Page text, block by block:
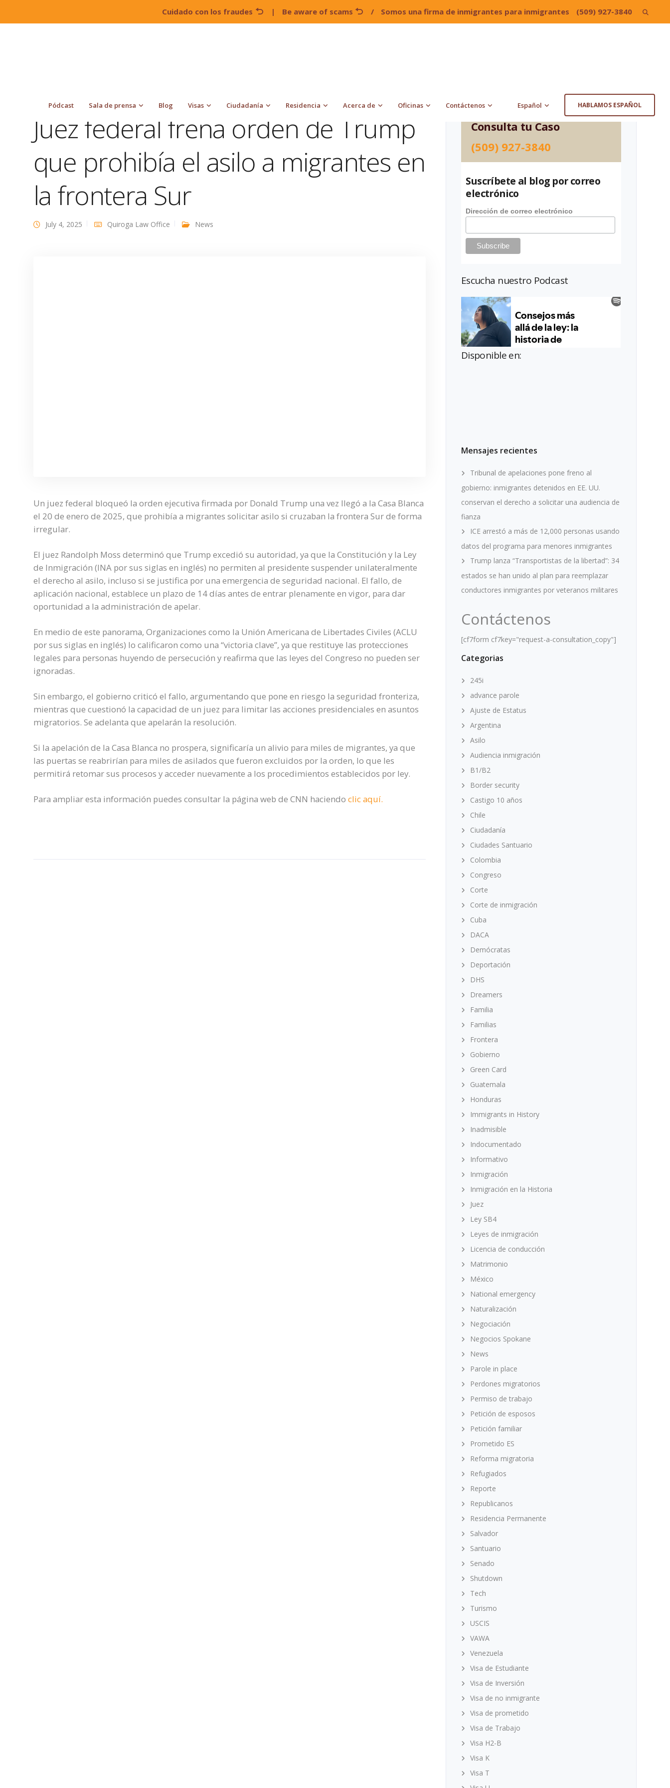
Cuidado con los fraudes | Be aware of scams / Somos una firma de inmigrantes para inmigrantes (509) 927-3840 Search
Pódcast Sala de prensa Blog Visas Ciudadanía Residencia Acerca de Oficinas Contáctenos Español HABLAMOS ESPAÑOL
en la frontera Sur
Juez federal frena orden de Trump
que prohibía el asilo a migrantes en
la frontera Sur
July 4, 2025 Quiroga Law Office News
Un juez federal bloqueó la orden ejecutiva firmada por Donald Trump una vez llegó a la Casa Blanca
el 20 de enero de 2025, que prohibía a migrantes solicitar asilo si cruzaban la frontera Sur de forma
irregular.
El juez Randolph Moss determinó que Trump excedió su autoridad, ya que la Constitución y la Ley
de Inmigración (INA por sus siglas en inglés) no permiten al presidente suspender unilateralmente
el derecho al asilo, incluso si se justifica por una emergencia de seguridad nacional. El fallo, de
aplicación nacional, establece un plazo de 14 días antes de entrar plenamente en vigor, para dar
oportunidad a la administración de apelar.
En medio de este panorama, Organizaciones como la Unión Americana de Libertades Civiles (ACLU
por sus siglas en inglés) lo calificaron como una “victoria clave”, ya que restituye las protecciones
legales para personas huyendo de persecución y reafirma que las leyes del Congreso no pueden ser
ignoradas.
Sin embargo, el gobierno criticó el fallo, argumentando que pone en riesgo la seguridad fronteriza,
mientras que cuestionó la capacidad de un juez para limitar las acciones presidenciales en asuntos
migratorios. Se adelanta que apelarán la resolución.
Si la apelación de la Casa Blanca no prospera, significaría un alivio para miles de migrantes, ya que
las puertas se reabrirían para miles de asilados que fueron excluidos por la orden, lo que les
permitirá retomar sus procesos y acceder nuevamente a los procedimientos establecidos por ley.
Para ampliar esta información puedes consultar la página web de CNN haciendo clic aquí.
Consulta tu Caso
(509) 927-3840
Suscríbete al blog por correo
electrónico
Dirección de correo electrónico
Escucha nuestro Podcast
Disponible en:
Mensajes recientes
Tribunal de apelaciones pone freno al
gobierno: inmigrantes detenidos en EE. UU.
conservan el derecho a solicitar una audiencia de
fianza
ICE arrestó a más de 12,000 personas usando
datos del programa para menores inmigrantes
Trump lanza “Transportistas de la libertad”: 34
estados se han unido al plan para reemplazar
conductores inmigrantes por veteranos militares
Contáctenos
[cf7form cf7key="request-a-consultation_copy"]
Categorias
245i
advance parole
Ajuste de Estatus
Argentina
Asilo
Audiencia inmigración
B1/B2
Border security
Castigo 10 años
Chile
Ciudadanía
Ciudades Santuario
Colombia
Congreso
Corte
Corte de inmigración
Cuba
DACA
Demócratas
Deportación
DHS
Dreamers
Familia
Familias
Frontera
Gobierno
Green Card
Guatemala
Honduras
Immigrants in History
Inadmisible
Indocumentado
Informativo
Inmigración
Inmigración en la Historia
Juez
Ley SB4
Leyes de inmigración
Licencia de conducción
Matrimonio
México
National emergency
Naturalización
Negociación
Negocios Spokane
News
Parole in place
Perdones migratorios
Permiso de trabajo
Petición de esposos
Petición familiar
Prometido ES
Reforma migratoria
Refugiados
Reporte
Republicanos
Residencia Permanente
Salvador
Santuario
Senado
Shutdown
Tech
Turismo
USCIS
VAWA
Venezuela
Visa de Estudiante
Visa de Inversión
Visa de no inmigrante
Visa de prometido
Visa de Trabajo
Visa H2-B
Visa K
Visa T